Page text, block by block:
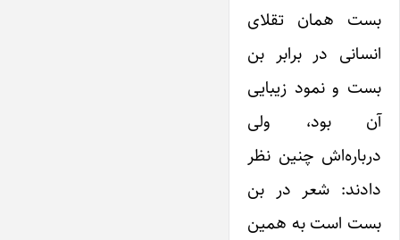
بست همان تقلای
انسانی در برابر بن
بست و نمود زیبایی
آن بود، ولی
درباره‌اش چنین نظر
دادند: شعر در بن
بست است به همین